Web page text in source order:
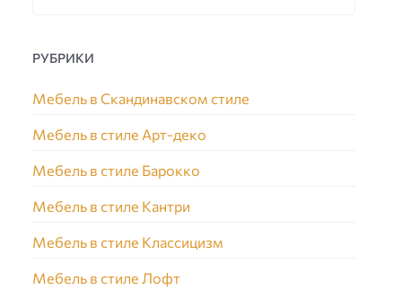
РУБРИКИ
Мебель в Скандинавском стиле
Мебель в стиле Арт-деко
Мебель в стиле Барокко
Мебель в стиле Кантри
Мебель в стиле Классицизм
Мебель в стиле Лофт